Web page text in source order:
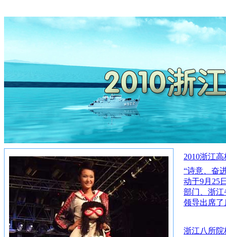
2010浙江
“诗意、奋
动于9月25
部门、浙
领导出席
浙江八所院